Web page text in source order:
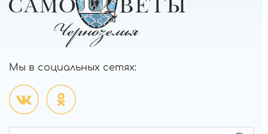
Мы в социальных сетях: